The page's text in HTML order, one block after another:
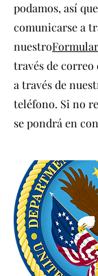
podamos, así
comunicarse a
nuestro
través de
a través de
teléfono. Si no
se pondrá en